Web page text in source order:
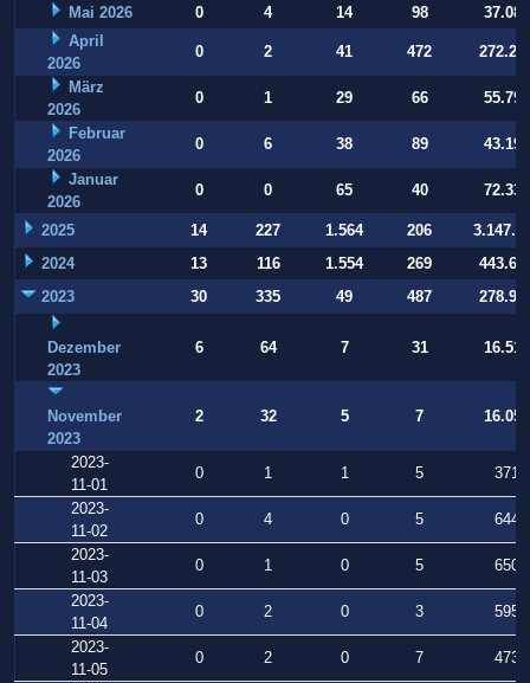
Mai 2026 0 4 14 98
37.084
April
2026
0 2 41 472
März
2026
0 1 29 66
55.794
Februar
2026
0 6 38 89
43.197
Januar
2026
0 0 65 40 72.332
2025 14 227 1.564 206
2024
13 116 1.554 269
2023
30 335 49 487
Dezember
2023
6 64 7 31 16.514
November
2023
2 32 5 7 16.054
2023-
11-01
0 1 1 5
371
2023-
11-02
0 4 0 5
644
2023-
11-03
0 1 0 5
650
2023-
11-04
0 2 0 3
595
2023-
11-05
0 2 0 7
473